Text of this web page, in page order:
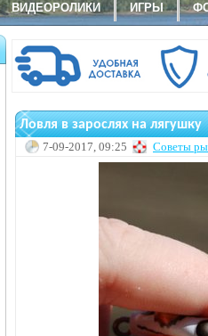
ВИДЕОРОЛИКИ ИГРЫ
Ловля в зарослях на лягушку
7-09-2017, 09:25 Советы